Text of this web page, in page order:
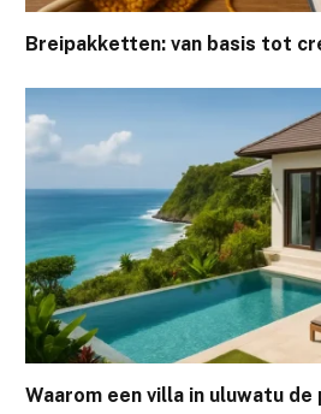
Breipakketten: van basis tot
Waarom een villa in uluwatu